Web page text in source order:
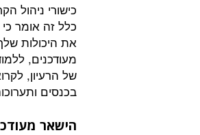
כישורי
כלל זה אומר
את היכולות
מעודכנים,
של הרעיון,
בכנסים
הישאר